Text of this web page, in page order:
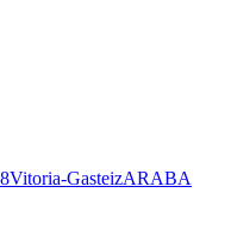
Vitoria-GasteizARABA